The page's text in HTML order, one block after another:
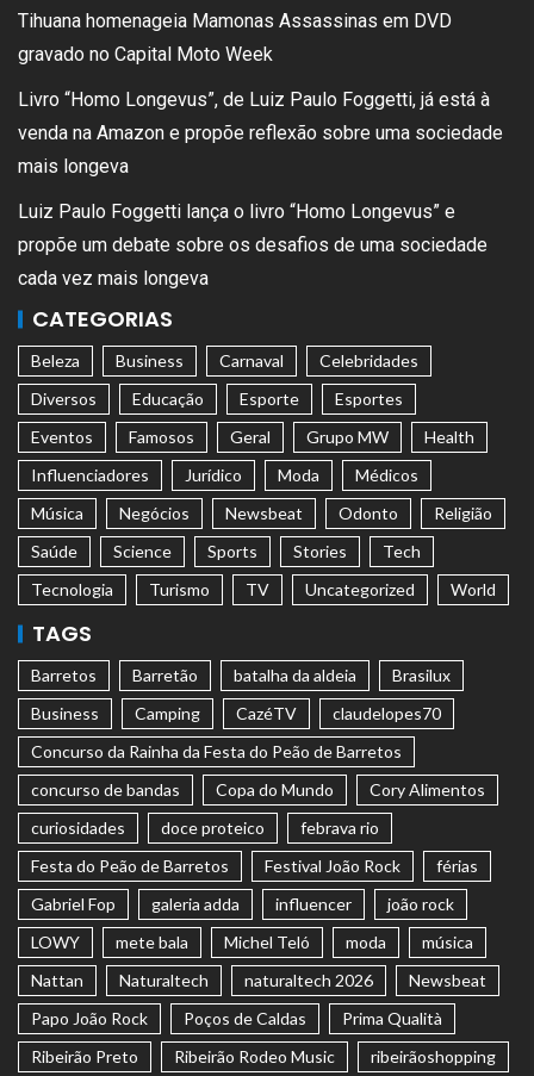
Tihuana homenageia Mamonas Assassinas em DVD
gravado no Capital Moto Week
Livro “Homo Longevus”, de Luiz Paulo Foggetti, já está à
venda na Amazon e propõe reflexão sobre uma sociedade
mais longeva
Luiz Paulo Foggetti lança o livro “Homo Longevus” e
propõe um debate sobre os desafios de uma sociedade
cada vez mais longeva
CATEGORIAS
Beleza Business Carnaval
Celebridades
Diversos
Educação Esporte
Esportes
Eventos
Famosos Geral Grupo MW
Health
Influenciadores
Jurídico Moda
Médicos
Música
Negócios Newsbeat Odonto
Religião
Saúde
Science Sports Stories
Tech
Tecnologia
Turismo TV Uncategorized World
TAGS
Barretos Barretão batalha da aldeia
Brasilux
Business
Camping CazéTV
claudelopes70
Concurso da Rainha da Festa do Peão de Barretos
concurso de bandas
Copa do Mundo
Cory Alimentos
curiosidades
doce proteico
febrava rio
Festa do Peão de Barretos
Festival João Rock
férias
Gabriel Fop
galeria adda influencer
joão rock
LOWY
mete bala Michel Teló moda
música
Nattan
Naturaltech naturaltech 2026
Newsbeat
Papo João Rock
Poços de Caldas
Prima Qualità
Ribeirão Preto
Ribeirão Rodeo Music ribeirãoshopping